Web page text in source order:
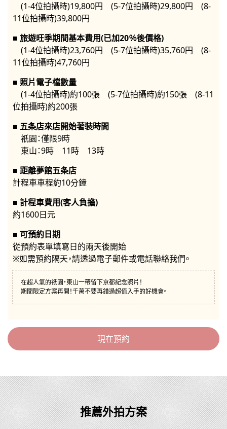
(1-4位拍攝時)19,800円 (5-7位拍攝時)29,800円 (8-
11位拍攝時)39,800円
旅遊旺季期間基本費用(已加20％後價格)
(1-4位拍攝時)23,760円 (5-7位拍攝時)35,760円 (8-
11位拍攝時)47,760円
照片電子檔數量
(1-4位拍攝時)約100張 (5-7位拍攝時)約150張 (8-11
位拍攝時)約200張
五条店來店開始著裝時間
祇園：僅限9時
東山：9時 11時 13時
距離夢館五条店
計程車車程約10分鐘
計程車費用(客人負擔)
約1600日元
可預約日期
從預約表單填寫日的兩天後開始
※如需預約隔天，請透過電子郵件或電話聯絡我們。
在超人氣的祇園・東山一帶留下京都紀念照片！
期間限定方案再開！千萬不要再錯過超值入手的好機會。
現在預約
推薦外拍方案